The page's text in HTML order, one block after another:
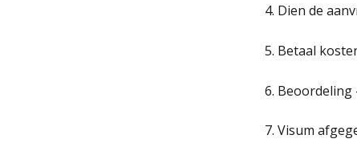
Dien de
Betaal
Beoordeling
Visum